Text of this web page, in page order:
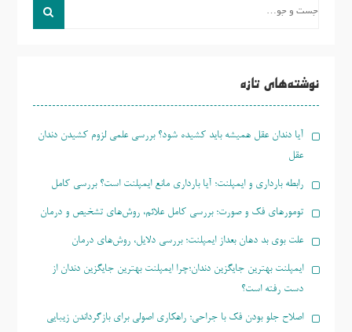
نوشته‌های تازه
آیا دندان عقل همیشه باید کشیده شود؟ بررسی علمی لزوم کشیدن دندان
عقل
رابطه بارداری و ایمپلنت؛ آیا بارداری مانع ایمپلنت است؟ بررسی کامل
تومورهای فک و صورت؛ بررسی کامل علائم، روش‌های تشخیص و درمان
علت بوی بد دهان بعداز ایمپلنت؛ بررسی دلایل، روش‌های درمان
ایمپلنت بهترین جایگزین دندان؛چرا ایمپلنت بهترین جایگزین دندان از
دست رفته است؟
اصلاح جلو بودن فک با جراحی؛ راهکاری اصولی برای بازگرداندن زیبایی